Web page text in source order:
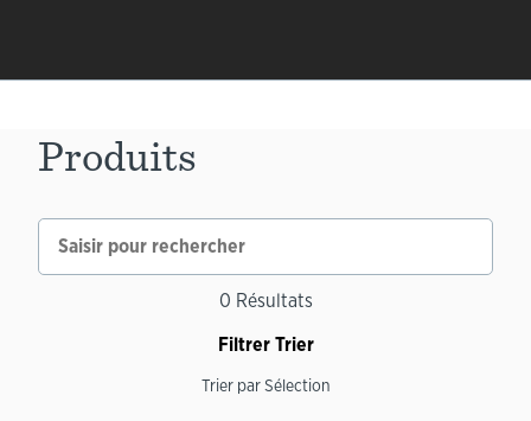
Produits
0 Résultats
Filtrer Trier
Trier parSélection